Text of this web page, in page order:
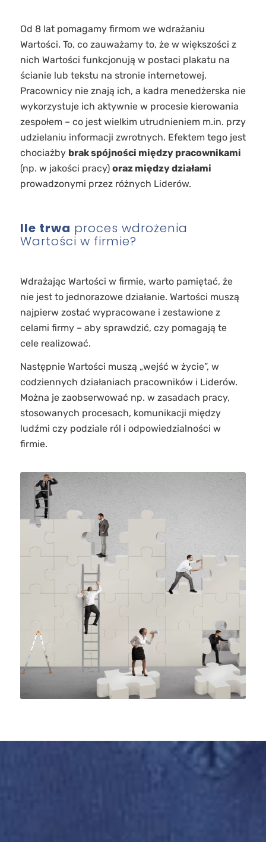
Od 8 lat pomagamy firmom we wdrażaniu
Wartości. To, co zauważamy to, że w większości z
nich Wartości funkcjonują w postaci plakatu na
ścianie lub tekstu na stronie internetowej.
Pracownicy nie znają ich, a kadra menedżerska nie
wykorzystuje ich aktywnie w procesie kierowania
zespołem – co jest wielkim utrudnieniem m.in. przy
udzielaniu informacji zwrotnych. Efektem tego jest
chociażby brak spójności między pracownikami
(np. w jakości pracy) oraz między działami
prowadzonymi przez różnych Liderów.
Ile trwa proces wdrożenia
Wartości w firmie?
Wdrażając Wartości w firmie, warto pamiętać, że
nie jest to jednorazowe działanie. Wartości muszą
najpierw zostać wypracowane i zestawione z
celami firmy – aby sprawdzić, czy pomagają te
cele realizować.
Następnie Wartości muszą „wejść w życie”, w
codziennych działaniach pracowników i Liderów.
Można je zaobserwować np. w zasadach pracy,
stosowanych procesach, komunikacji między
ludźmi czy podziale ról i odpowiedzialności w
firmie.